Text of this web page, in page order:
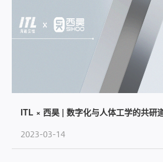
ITL × 西昊 | 数字化与人体工学的共研
2023-03-14